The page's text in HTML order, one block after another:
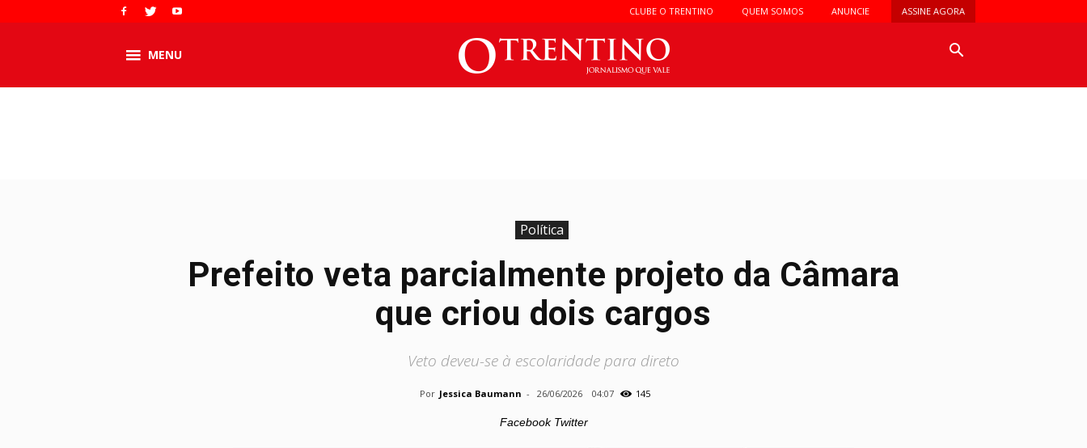
CLUBE O TRENTINO QUEM SOMOS ANUNCIE ASSINE AGORA
MENU
Política
Prefeito veta parcialmente projeto da Câmara
que criou dois cargos
Veto deveu-se à escolaridade para direto
Por Jessica Baumann - 26/06/2026 04:07 145
Facebook Twitter